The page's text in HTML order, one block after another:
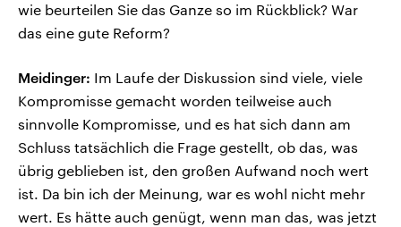
wie beurteilen Sie das Ganze so im Rückblick? War
das eine gute Reform?
Meidinger: Im Laufe der Diskussion sind viele, viele
Kompromisse gemacht worden teilweise auch
sinnvolle Kompromisse, und es hat sich dann am
Schluss tatsächlich die Frage gestellt, ob das, was
übrig geblieben ist, den großen Aufwand noch wert
ist. Da bin ich der Meinung, war es wohl nicht mehr
wert. Es hätte auch genügt, wenn man das, was jetzt